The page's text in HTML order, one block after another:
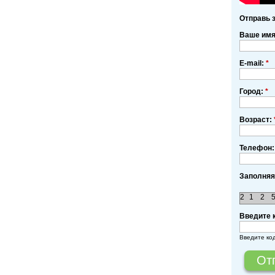
Отправь
Ваше
E-mail: *
Город: *
Возраст:
Телефон:
2 1 2 5
Введите
Введите